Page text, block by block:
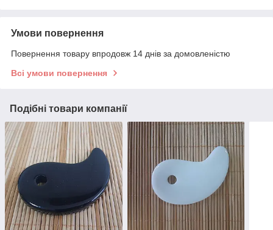
Умови повернення
Повернення товару впродовж 14 днів за домовленістю
Всі умови повернення
Подібні товари компанії